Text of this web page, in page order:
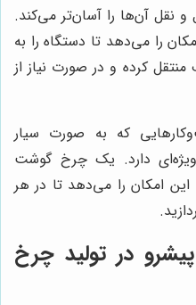
نقل آن‌ها را آسان‌تر می‌کند.
را می‌دهد تا دستگاه را به
کرده و در صورت نیاز از
که به صورت سیار
دارد. یک چرخ گوشت
امکان را می‌دهد تا در هر
پیشرو در تولید چرخ